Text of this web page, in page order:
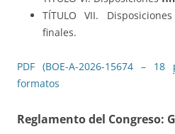
TÍTULO VII.
finales.
PDF (BOE-A-2026-15674 – 18
formatos
Reglamento del Congreso: